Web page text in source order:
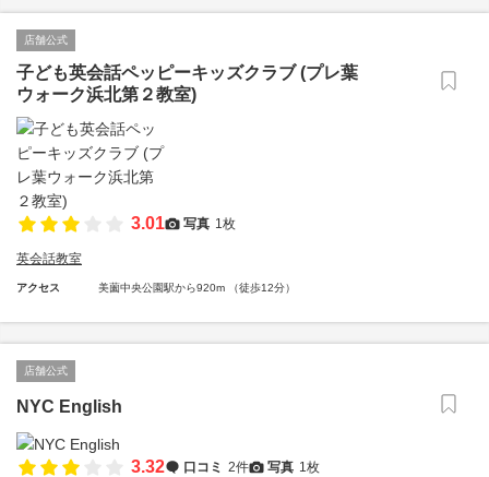
店舗公式
子ども英会話ペッピーキッズクラブ (プレ葉
ウォーク浜北第２教室)
3.01 写真 1枚
英会話教室
アクセス 美薗中央公園駅から920m （徒歩12分）
店舗公式
NYC English
3.32 口コミ 2件 写真 1枚